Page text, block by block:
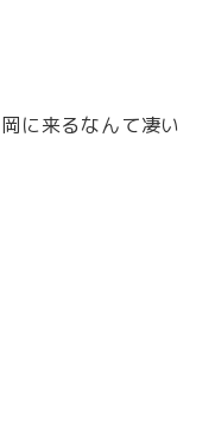
に来るなんて凄い